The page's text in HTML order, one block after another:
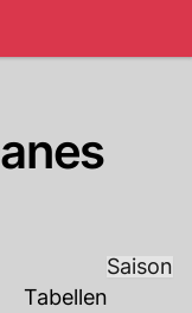
Saison
Tabellen